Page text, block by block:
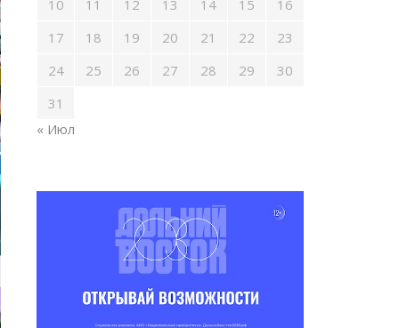
10
11 12 13 14 15
16
17
18 19 20 21 22
23
24
25 26 27 28 29
30
31
« Июл